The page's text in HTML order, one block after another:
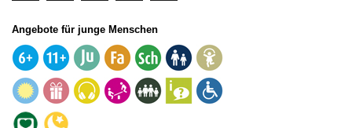
Angebote für junge Menschen